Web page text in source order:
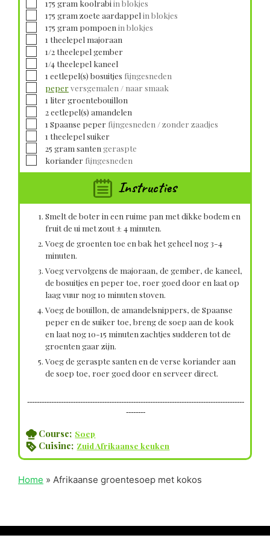
175 gram koolrabi in blokjes
▢175 gram zoete aardappel in blokjes
▢175 gram pompoen in blokjes
▢1 theelepel majoraan
▢1/2theelepel gember
▢1/4theelepel kaneel
▢1 eetlepel(s) bosuitjes fijngesneden
▢
peperversgemalen / naar smaak
▢1 liter groentebouillon
▢
2eetlepel(s) amandelen
▢1 Spaanse peper fijngesneden / zonder zaadjes
▢1 theelepel suiker
▢
25 gram santen geraspte
▢
koriander fijngesneden
Instructies
Smelt de boter in een ruime pan met dikke bodem en
fruit de ui met zout ± 4 minuten.
Voeg de groenten toe en bak het geheel nog 3-4
minuten.
Voeg vervolgens de majoraan, de gember, de kaneel,
de bosuitjes en peper toe, roer goed door en laat op
laag vuur nog 10 minuten stoven.
Voeg de bouillon, de amandelsnippers, de Spaanse
peper en de suiker toe, breng de soep aan de kook
en laat nog 10-15 minuten zachtjes sudderen tot de
groenten gaar zijn.
Voeg de geraspte santen en de verse koriander aan
de soep toe, roer goed door en serveer direct.
------------------------------------------------------------------------------------------
--------
Course; Soep
Cuisine; Zuid Afrikaanse keuken
Home » Afrikaanse groentesoep met kokos